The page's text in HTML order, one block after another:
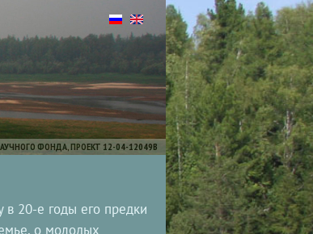
ФОНДА, ПРОЕКТ 12-04-12049В
в 20-е годы его предки
о молодых